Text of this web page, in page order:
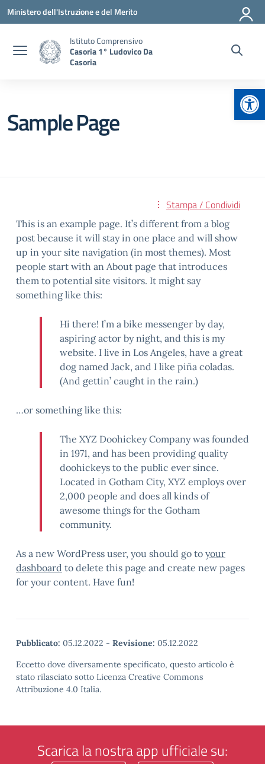
Vai ai contenuti
Vai al menu di navigazione
Vai al footer
Ministero dell'Istruzione e del Merito
Istituto Comprensivo
Casoria 1° Ludovico Da
Casoria
Sample Page
Stampa / Condividi
This is an example page. It’s different from a blog
post because it will stay in one place and will show
up in your site navigation (in most themes). Most
people start with an About page that introduces
them to potential site visitors. It might say
something like this:
Hi there! I’m a bike messenger by day,
aspiring actor by night, and this is my
website. I live in Los Angeles, have a great
dog named Jack, and I like piña coladas.
(And gettin’ caught in the rain.)
…or something like this:
The XYZ Doohickey Company was founded
in 1971, and has been providing quality
doohickeys to the public ever since.
Located in Gotham City, XYZ employs over
2,000 people and does all kinds of
awesome things for the Gotham
community.
As a new WordPress user, you should go to your
dashboard to delete this page and create new pages
for your content. Have fun!
Pubblicato: 05.12.2022 - Revisione: 05.12.2022
Eccetto dove diversamente specificato, questo articolo è
stato rilasciato sotto Licenza Creative Commons
Attribuzione 4.0 Italia.
Scarica la nostra app ufficiale su: